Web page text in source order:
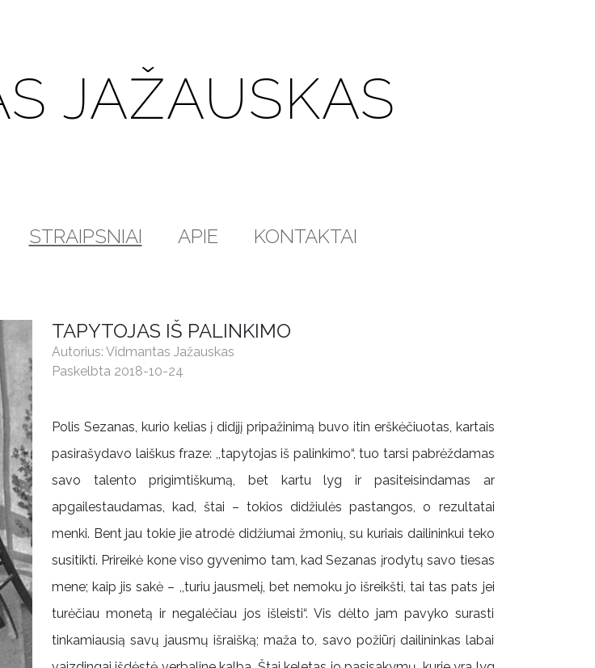
JAŽAUSKAS
STRAIPSNIAI APIE KONTAKTAI
TAPYTOJAS IŠ PALINKIMO
Autorius: Vidmantas Jažauskas
Paskelbta 2018-10-24
Polis Sezanas, kurio kelias į didįjį pripažinimą buvo itin erškėčiuotas, kartais
pasirašydavo laiškus fraze: ,,tapytojas iš palinkimo“, tuo tarsi pabrėždamas
savo talento prigimtiškumą, bet kartu lyg ir pasiteisindamas ar
apgailestaudamas, kad, štai – tokios didžiulės pastangos, o rezultatai
menki. Bent jau tokie jie atrodė didžiumai žmonių, su kuriais dailininkui teko
susitikti. Prireikė kone viso gyvenimo tam, kad Sezanas įrodytų savo tiesas
mene; kaip jis sakė – ,,turiu jausmelį, bet nemoku jo išreikšti, tai tas pats jei
turėčiau monetą ir negalėčiau jos išleisti“. Vis dėlto jam pavyko surasti
tinkamiausią savų jausmų išraišką; maža to, savo požiūrį dailininkas labai